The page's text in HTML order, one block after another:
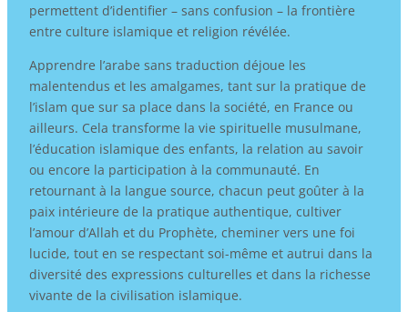
permettent d’identifier – sans confusion – la frontière
entre culture islamique et religion révélée.
Apprendre l’arabe sans traduction déjoue les
malentendus et les amalgames, tant sur la pratique de
l’islam que sur sa place dans la société, en France ou
ailleurs. Cela transforme la vie spirituelle musulmane,
l’éducation islamique des enfants, la relation au savoir
ou encore la participation à la communauté. En
retournant à la langue source, chacun peut goûter à la
paix intérieure de la pratique authentique, cultiver
l’amour d’Allah et du Prophète, cheminer vers une foi
lucide, tout en se respectant soi-même et autrui dans la
diversité des expressions culturelles et dans la richesse
vivante de la civilisation islamique.